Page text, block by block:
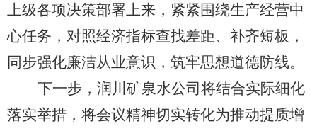
上级各项决策部署上来，紧紧围绕生产经营中
心任务，对照经济指标查找差距、补齐短板，
同步强化廉洁从业意识，筑牢思想道德防线。
下一步，润川矿泉水公司将结合实际细化
落实举措，将会议精神切实转化为推动提质增